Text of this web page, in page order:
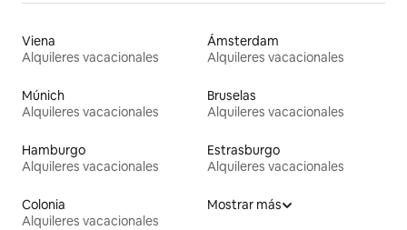
Viena
Alquileres vacacionales
Ámsterdam
Alquileres vacacionales
Múnich
Alquileres vacacionales
Bruselas
Alquileres vacacionales
Hamburgo
Alquileres vacacionales
Estrasburgo
Alquileres vacacionales
Colonia
Alquileres vacacionales
Mostrar más